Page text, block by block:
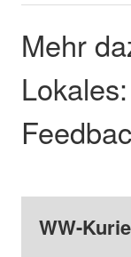
Mehr
Lokales:
WW-